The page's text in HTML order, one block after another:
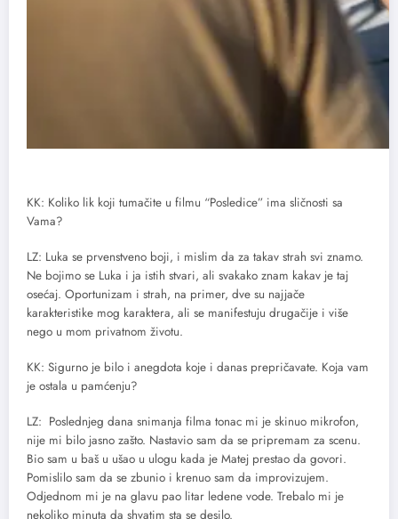
KK: Koliko lik koji tumačite u filmu “Posledice” ima sličnosti sa
Vama?
LZ: Luka se prvenstveno boji, i mislim da za takav strah svi znamo.
Ne bojimo se Luka i ja istih stvari, ali svakako znam kakav je taj
osećaj. Oportunizam i strah, na primer, dve su najjače
karakteristike mog karaktera, ali se manifestuju drugačije i više
nego u mom privatnom životu.
KK: Sigurno je bilo i anegdota koje i danas prepričavate. Koja vam
je ostala u pamćenju?
LZ: Poslednjeg dana snimanja filma tonac mi je skinuo mikrofon,
nije mi bilo jasno zašto. Nastavio sam da se pripremam za scenu.
Bio sam u baš u ušao u ulogu kada je Matej prestao da govori.
Pomislilo sam da se zbunio i krenuo sam da improvizujem.
Odjednom mi je na glavu pao litar ledene vode. Trebalo mi je
nekoliko minuta da shvatim sta se desilo.